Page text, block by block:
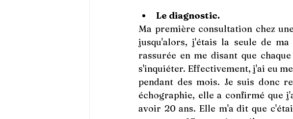
Le diagnostic.
Ma première consultation chez
jusqu'alors, j'étais la seule de
rassurée en me disant que
s'inquiéter. Effectivement, j'ai eu
pendant des mois. Je suis donc
échographie, elle a confirmé que
avoir 20 ans. Elle m'a dit que